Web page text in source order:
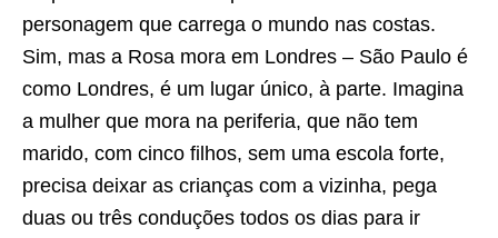
personagem que carrega o mundo nas costas.
Sim, mas a Rosa mora em Londres – São Paulo é
como Londres, é um lugar único, à parte. Imagina
a mulher que mora na periferia, que não tem
marido, com cinco filhos, sem uma escola forte,
precisa deixar as crianças com a vizinha, pega
duas ou três conduções todos os dias para ir